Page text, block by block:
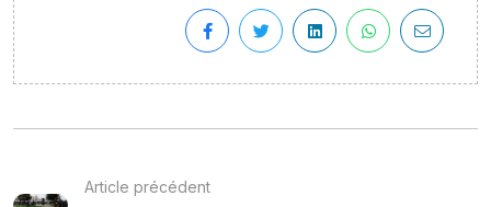
Article précédent